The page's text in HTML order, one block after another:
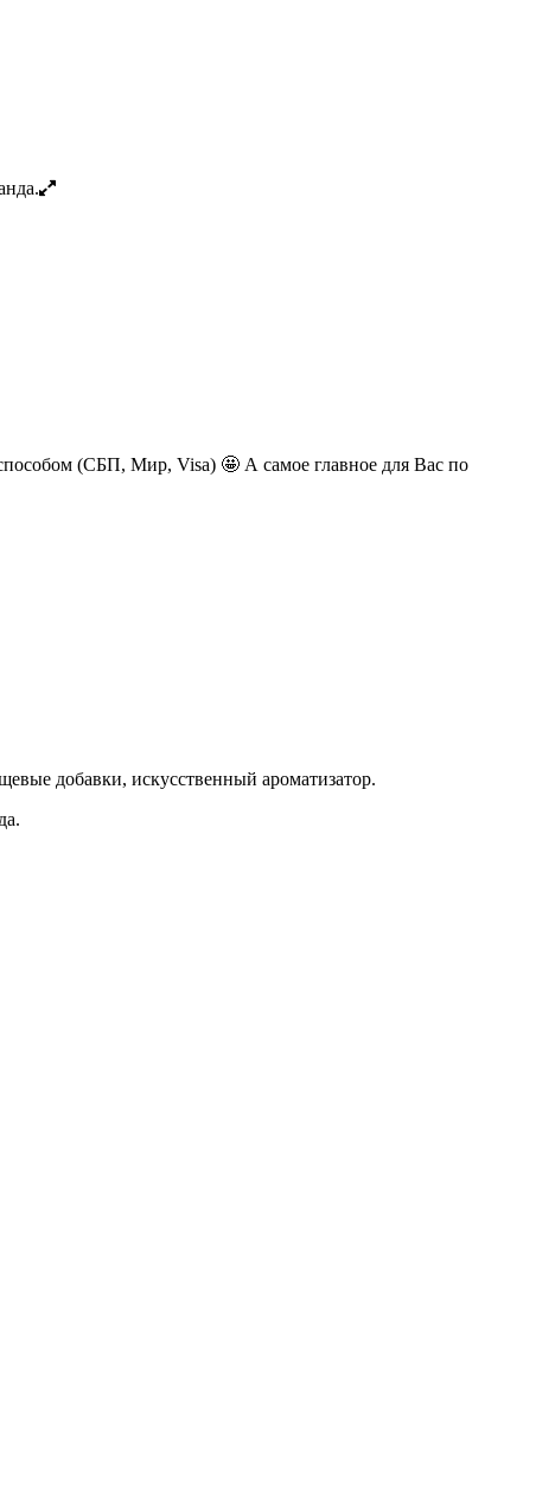
(СБП, Мир, Visa) 🤩 А самое главное для Вас по
добавки, искусственный ароматизатор.